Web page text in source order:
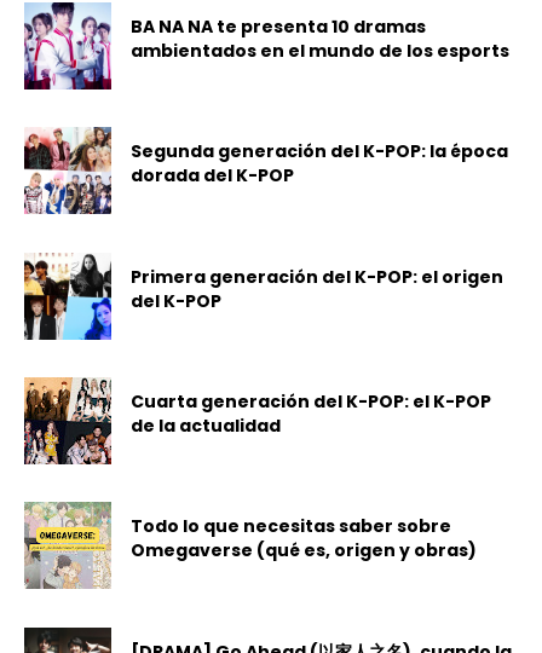
BA NA NA te presenta 10 dramas
ambientados en el mundo de los esports
Segunda generación del K-POP: la época
dorada del K-POP
Primera generación del K-POP: el origen
del K-POP
Cuarta generación del K-POP: el K-POP
de la actualidad
Todo lo que necesitas saber sobre
Omegaverse (qué es, origen y obras)